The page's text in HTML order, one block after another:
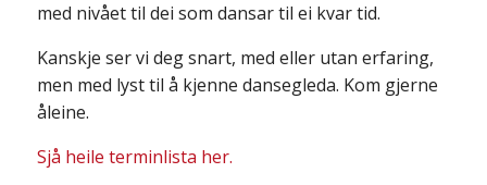
med nivået til dei som dansar til ei kvar tid.
Kanskje ser vi deg snart, med eller utan erfaring,
men med lyst til å kjenne dansegleda. Kom gjerne
åleine.
Sjå heile terminlista her.